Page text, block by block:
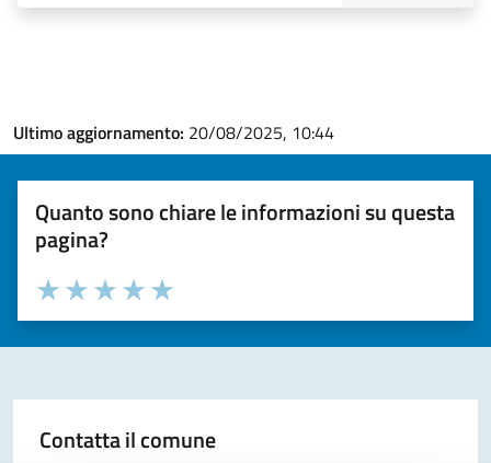
Ultimo aggiornamento: 20/08/2025, 10:44
Quanto sono chiare le informazioni su questa
pagina?
Valuta la chiarezza delle informazioni (da 1 a 5 stelle)
Seleziona il numero di stelle per valutare la chiarezza delle
Valuta 5 stelle su 5
Valuta 4 stelle su 5
Valuta 3 stelle su 5
Valuta 2 stelle su 5
Valuta 1 stelle su 5
Contatta il comune